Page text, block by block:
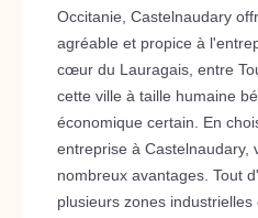
Occitanie, Castelnaudary
agréable et propice à
cœur du Lauragais, entre
cette ville à taille humaine
économique certain. En
entreprise à Castelnaudary,
nombreux avantages. Tout
plusieurs zones